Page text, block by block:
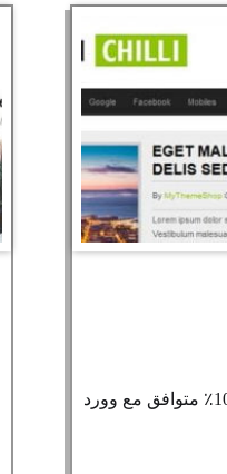
قالب ووردبريس الفلفل الأخضر هو 100٪ متوافق مع وورد